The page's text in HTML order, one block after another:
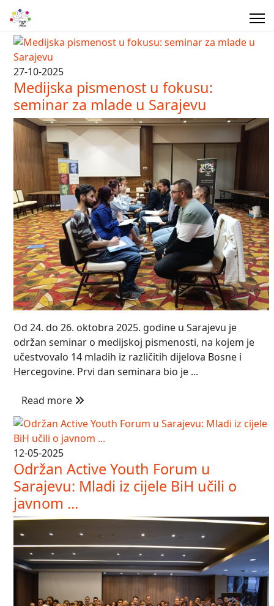
27-10-2025
Medijska pismenost u fokusu:
seminar za mlade u Sarajevu
Od 24. do 26. oktobra 2025. godine u Sarajevu je
održan seminar o medijskoj pismenosti, na kojem je
učestvovalo 14 mladih iz različitih dijelova Bosne i
Hercegovine. Prvi dan seminara bio je ...
Read more
12-05-2025
Održan Active Youth Forum u
Sarajevu: Mladi iz cijele BiH učili o
javnom ...